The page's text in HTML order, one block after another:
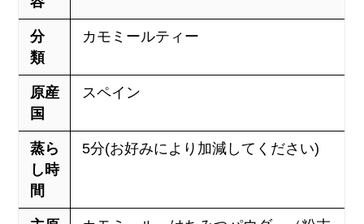
分
類
カモミールティー
原産
国
スペイン
蒸ら
し時
間
5分(お好みにより加減してください)